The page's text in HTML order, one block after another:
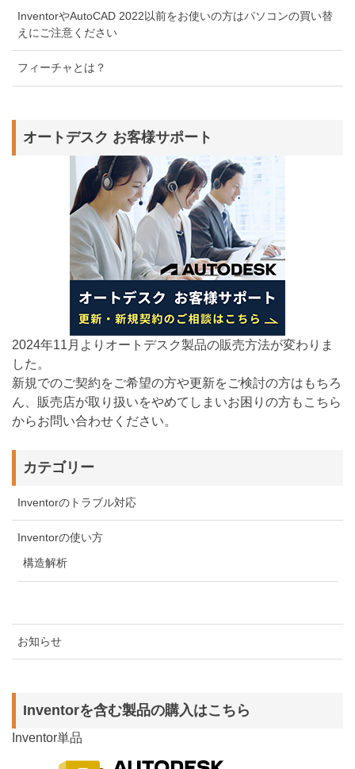
InventorやAutoCAD 2022以前をお使いの方はパソコンの買い替
えにご注意ください
フィーチャとは？
オートデスク お客様サポート
2024年11月よりオートデスク製品の販売方法が変わりま
した。
新規でのご契約をご希望の方や更新をご検討の方はもちろ
ん、販売店が取り扱いをやめてしまいお困りの方もこちら
からお問い合わせください。
カテゴリー
Inventorのトラブル対応
Inventorの使い方
構造解析
お知らせ
Inventorを含む製品の購入はこちら
Inventor単品